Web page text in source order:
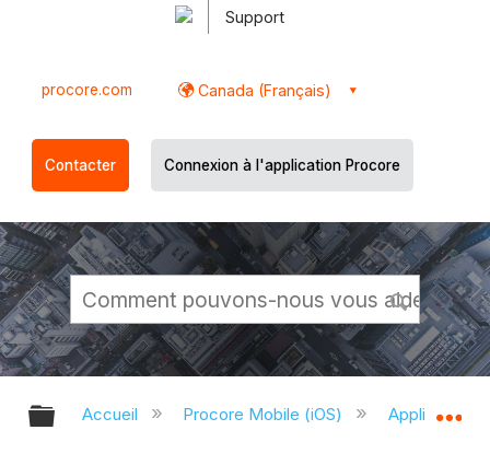
Support
procore.com Canada (Français)
Contacter Connexion à l'application Procore
Développer/réduire la hiérarchie
Accueil Procore Mobile (iOS) Application